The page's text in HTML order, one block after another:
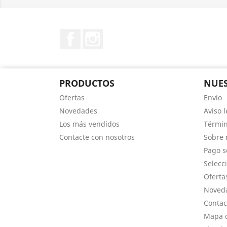
PRODUCTOS
Ofertas
Novedades
Los más vendidos
Contacte con nosotros
Envío
Aviso
Sobre
Pago
Mapa